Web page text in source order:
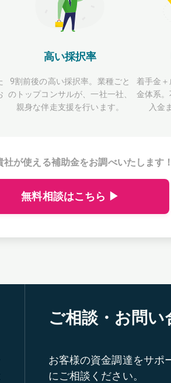
高い採択率
9割前後の高い採択率。業種ごと
のトップコンサルが、一社一社、
親身な伴走支援を行います。
着手金
金体系。
入金
社が使える補助金をお調べいたします！
無料相談はこちら ▶
ご相談・お問い
お客様の資金調達をサポ
にご相談ください。